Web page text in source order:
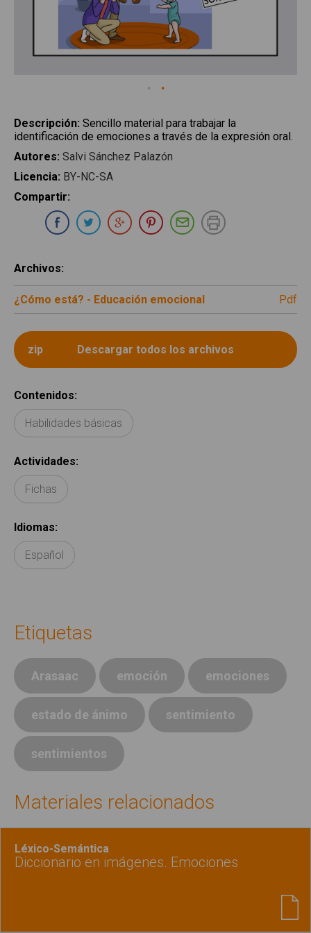
Descripción: Sencillo material para trabajar la
identificación de emociones a través de la expresión oral.
Autores: Salvi Sánchez Palazón
Licencia: BY-NC-SA
Compartir:
Compartir en Whatsapp
Compartir en Facebook
Compartir en Twitter
Compartir en Google Plus
Compartir en Pinterest
Compartir por E-
Archivos:
¿Cómo está? - Educación emocional pdf
Contenidos:
Habilidades básicas
Actividades:
Fichas
Idiomas:
Español
Etiquetas
Arasaac emoción emociones
estado de ánimo sentimiento
sentimientos
Materiales relacionados
Léxico-Semántica
Diccionario en imágenes. Emociones